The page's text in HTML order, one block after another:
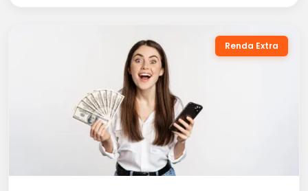
Renda Extra